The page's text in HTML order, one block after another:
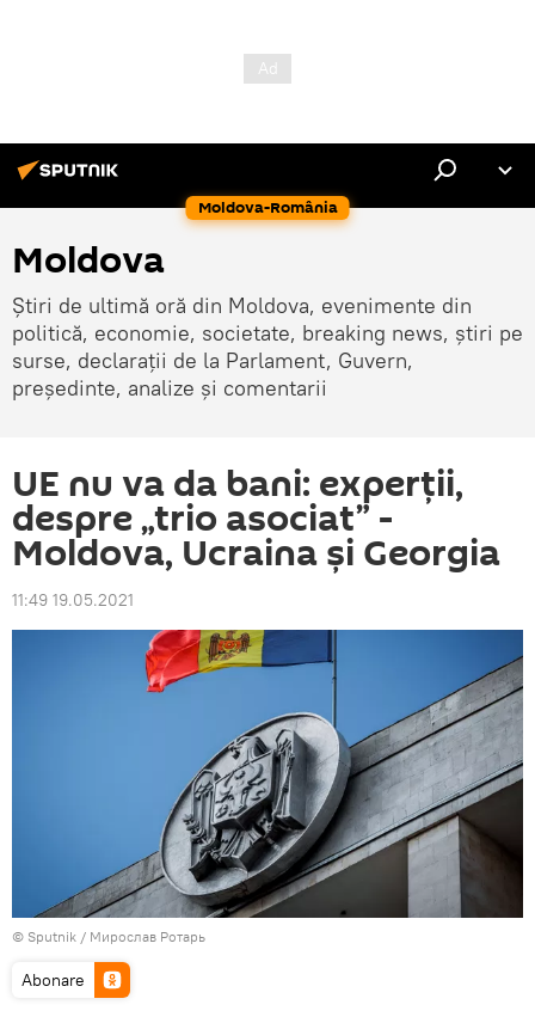
Moldova-România
Moldova
Știri de ultimă oră din Moldova, evenimente din
politică, economie, societate, breaking news, știri pe
surse, declarații de la Parlament, Guvern,
președinte, analize și comentarii
UE nu va da bani: experții,
despre „trio asociat” -
Moldova, Ucraina și Georgia
11:49 19.05.2021
© Sputnik / Мирослав Ротарь
Abonare